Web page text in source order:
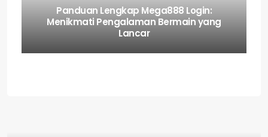
Panduan Lengkap Mega888 Login:
Menikmati Pengalaman Bermain yang
Lancar